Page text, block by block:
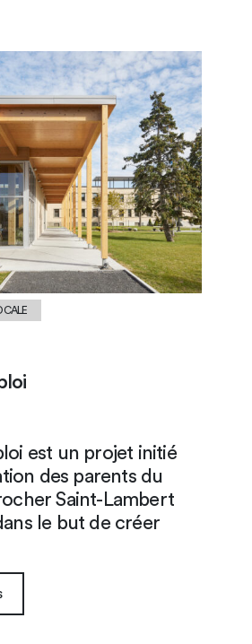
est un projet initié
des parents du
Saint-Lambert
le but de créer